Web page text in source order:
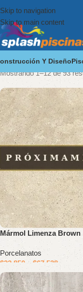
Skip to navigation
Skip to main content
Y Diseño
Mostrando 1–12 de 93
Mármol Limenza Brown
Porcelanatos
$22.850 – $67.538